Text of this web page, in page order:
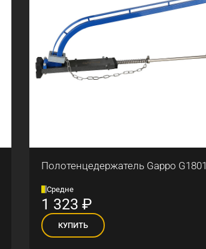
Полотенцедержатель Gappo G1801
Средне
1 323 ₽
КУПИТЬ